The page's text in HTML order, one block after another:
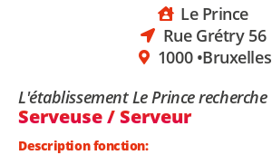
Le Prince
Rue Grétry 56
1000 •Bruxelles
L'établissement Le Prince recherche
Serveuse / Serveur
Description fonction: